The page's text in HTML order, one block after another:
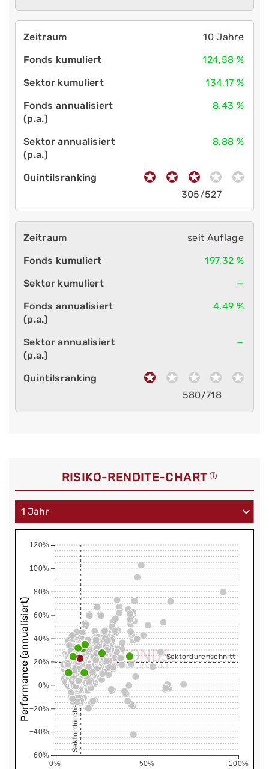
10 Jahre
124,58 %
134,17 %
8,43 %
8,88 %
305/527
seit Auflage
197,32 %
—
4,49 %
—
580/718
RISIKO-RENDITE-CHART
0% 50% 100%
−60%
−40%
−20%
0%
20%
40%
60%
80%
100%
120%
Sektordurchschnitt
Sektordurchschnitt
Performance (annualisiert)